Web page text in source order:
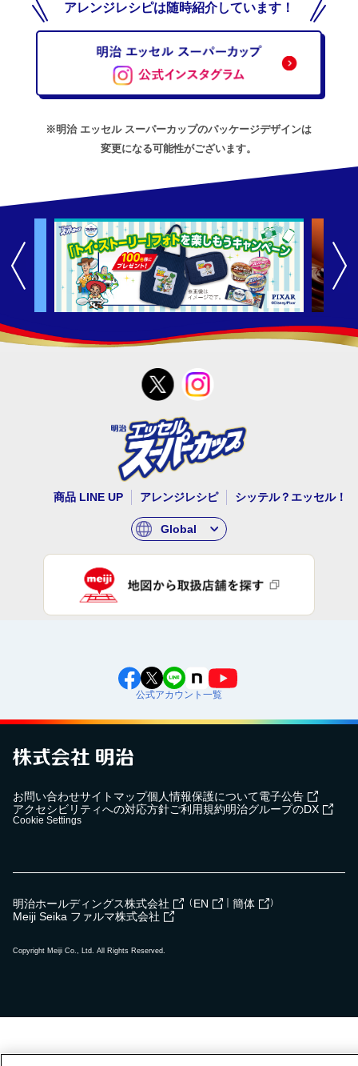
アレンジレシピは随時紹介しています！
※明治 エッセル スーパーカップのパッケージデザインは
変更になる可能性がございます。
商品 LINE UP アレンジレシピ シッテル？エッセル！
Global
公式アカウント一覧
お問い合わせサイトマップ個人情報保護について電子公告
アクセシビリティへの対応方針ご利用規約明治グループのDX
Cookie Settings
明治ホールディングス株式会社 （ EN ｜ 簡体 ）
Meiji Seika ファルマ株式会社
Copyright Meiji Co., Ltd. All Rights Reserved.